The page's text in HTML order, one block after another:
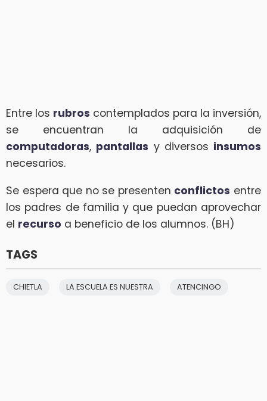
Entre los rubros contemplados para la inversión,
se encuentran la adquisición de
computadoras, pantallas y diversos insumos
necesarios.
Se espera que no se presenten conflictos entre
los padres de familia y que puedan aprovechar
el recurso a beneficio de los alumnos. (BH)
TAGS
CHIETLA LA ESCUELA ES NUESTRA ATENCINGO